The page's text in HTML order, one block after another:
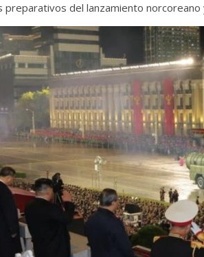
preparativos del lanzamiento